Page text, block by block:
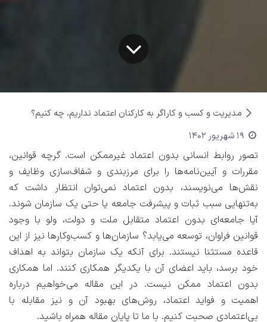
مدیریت و کسب و کاراگر به کارکنان اعتماد نداریم، چه کنیم؟
19 شهریور 1402
تصور روابط انسانی بدون اعتماد غیرممکن است. گرچه قوانین،
مقررات و آیین‌نامه‌ها را برای مرزبندی و شفاف‌سازی وظایف و
نقش‌ها می‌نویسند، بدون اعتماد نمی‌توان انتظار داشت که
به‌تنهایی سبب ثبات و پیشرفت جامعه یا حتی یک سازمان شوند.
آیا جامعه‌ای بدون اعتماد متقابل ملت و دولت، ولو با وجود
قوانین فراوان، توسعه می‌یابد؟ سازمان‌ها و کسب‌وکارها نیز از این
قاعده مستثنا نیستند. برای آنکه یک سازمان بتواند به اهداف
خود برسد، باید اعضای آن با یکدیگر همکاری کنند. اما همکاری
بدون اعتماد ممکن نیست. در این مقاله می‌خواهیم درباره
اهمیت و فواید اعتماد، روش‌های بهبود آن و نیز مقابله با
بی‌اعتمادی صحبت کنیم. با ما تا پایان مقاله همراه باشید.